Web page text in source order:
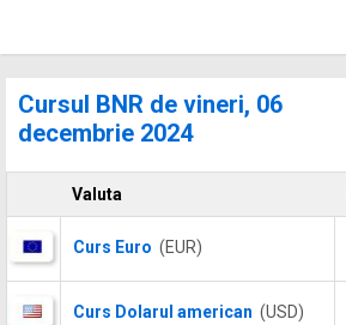
Cursul BNR de vineri, 06
decembrie 2024
Valuta
Curs Euro (EUR)
Curs Dolarul american (USD)